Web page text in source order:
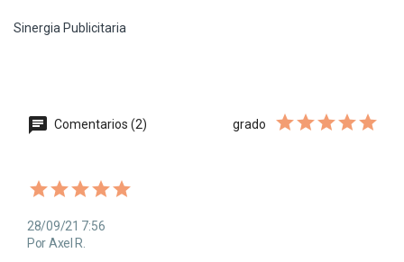
Sinergia Publicitaria
Comentarios (2) grado
28/09/21 7:56
Por Axel R.